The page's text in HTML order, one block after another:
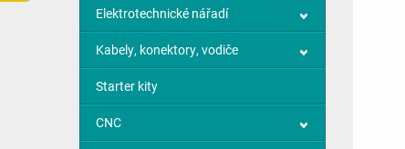
Elektrotechnické nářadí
Kabely, konektory, vodiče
Starter kity
CNC